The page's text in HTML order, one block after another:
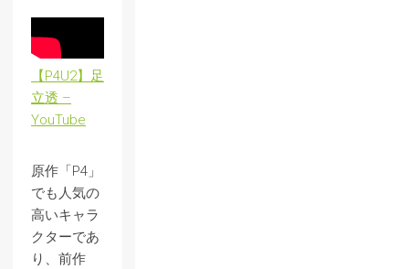
【P4U2】足
立透 –
YouTube
原作「P4」
でも人気の
高いキャラ
クターであ
り、前作